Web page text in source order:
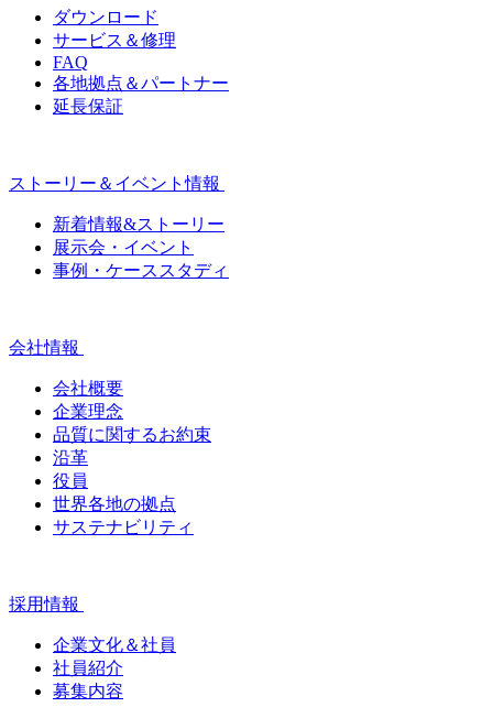
ダウンロード
サービス＆修理
FAQ
各地拠点＆パートナー
延長保証
ストーリー＆イベント情報
新着情報&ストーリー
展示会・イベント
事例・ケーススタディ
会社情報
会社概要
企業理念
品質に関するお約束
沿革
役員
世界各地の拠点
サステナビリティ
採用情報
企業文化＆社員
社員紹介
募集内容